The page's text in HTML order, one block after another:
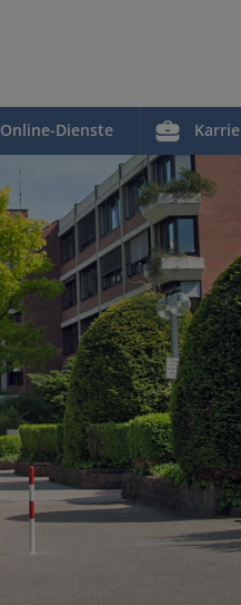
Online-Dienste